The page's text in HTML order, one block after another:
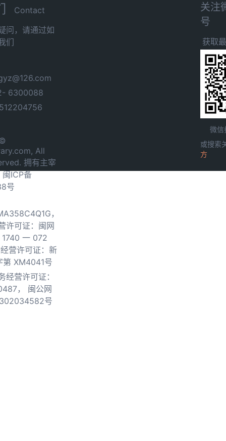
Contact
问，请通过如
们
6300088
All
拥有主宰
闽ICP备
号
，
许可证：闽网
一 072
营许可证：新
第 XM4041号
经营许可证：
，
闽公网
号
关注
号
获取
微信
或搜索
方